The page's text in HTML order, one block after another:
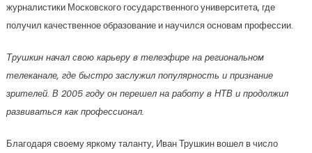
журналистики Московского государственного университета, где
получил качественное образование и научился основам профессии.
Трушкин начал свою карьеру в телеэфире на региональном
телеканале, где быстро заслужил популярность и признание
зрителей. В 2005 году он перешел на работу в НТВ и продолжил
развиваться как профессионал.
Благодаря своему яркому таланту, Иван Трушкин вошел в число